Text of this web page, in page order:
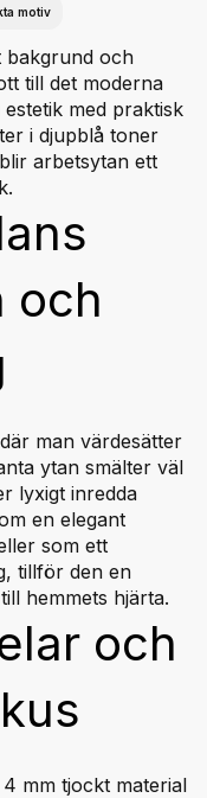
motiv
bakgrund och
till det moderna
med praktisk
i djupblå toner
arbetsytan ett
och
man värdesätter
ytan smälter väl
lyxigt inredda
en elegant
som ett
tillför den en
hemmets hjärta.
och
mm tjockt material